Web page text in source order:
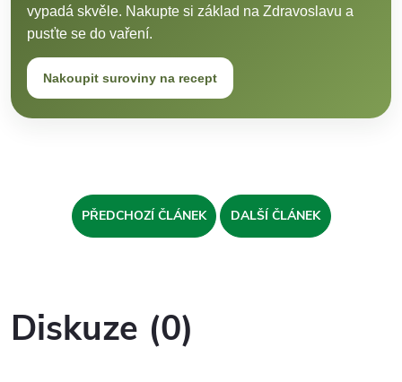
vypadá skvěle. Nakupte si základ na Zdravoslavu a
pusťte se do vaření.
Nakoupit suroviny na recept
PŘEDCHOZÍ ČLÁNEK DALŠÍ ČLÁNEK
Diskuze (0)